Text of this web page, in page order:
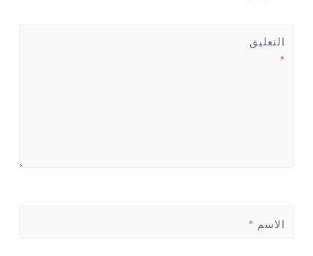
التعليق
*
الاسم *